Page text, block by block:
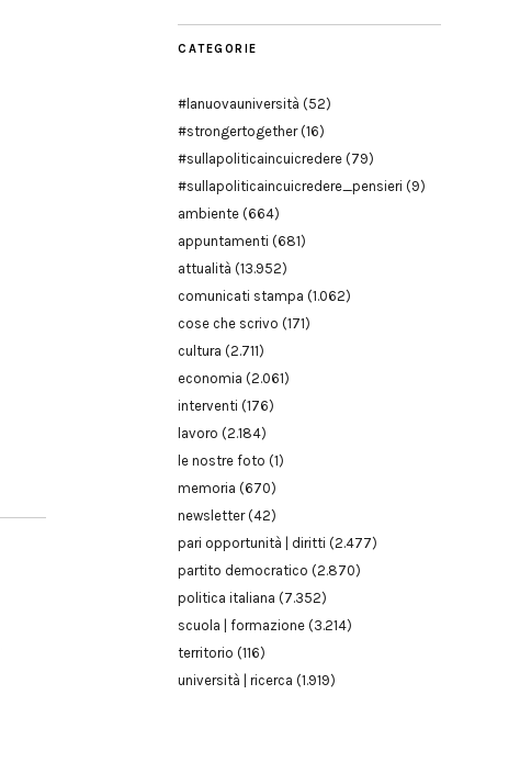
CATEGORIE
#lanuovauniversità (52)
#strongertogether(16)
#sullapoliticaincuicredere (79)
#sullapoliticaincuicredere_pensieri (9)
ambiente (664)
appuntamenti (681)
attualità (13.952)
comunicati stampa (1.062)
cose che scrivo (171)
cultura (2.711)
economia (2.061)
interventi (176)
lavoro (2.184)
le nostre foto (1)
memoria (670)
newsletter(42)
pari opportunità | diritti (2.477)
partito democratico (2.870)
politica italiana (7.352)
scuola | formazione (3.214)
territorio (116)
università | ricerca (1.919)